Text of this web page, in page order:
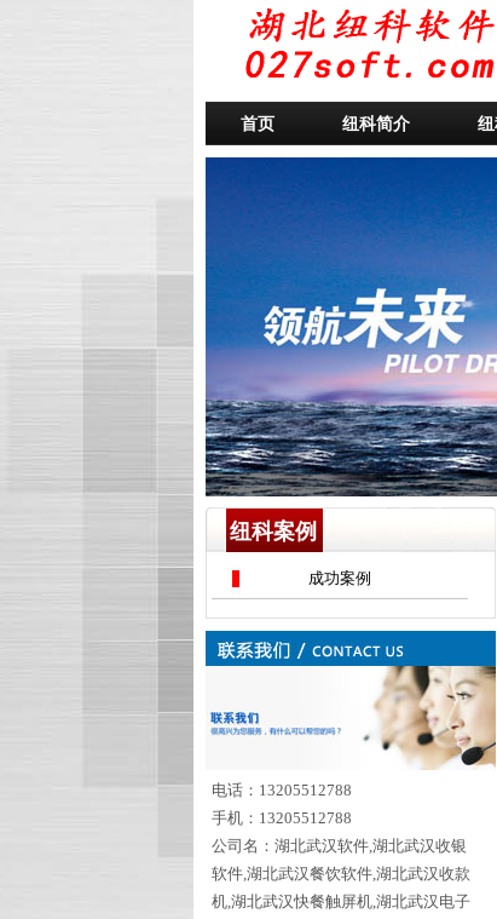
首页 纽科简介
纽科案例
成功案例
电话：13205512788
手机：13205512788
公司名：湖北武汉软件,湖北武汉收银
软件,湖北武汉餐饮软件,湖北武汉收款
机,湖北武汉快餐触屏机,湖北武汉电子